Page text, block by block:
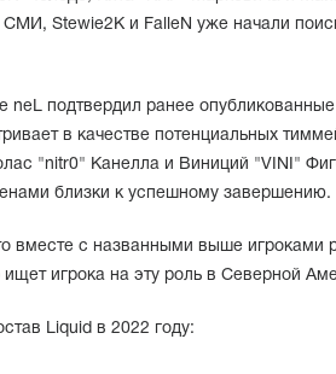
Stewie2K и FalleN уже начали
neL подтвердил ранее
в качестве потенциальных
"nitr0" Канелла и Виниций "VINI"
близки к успешному завершению.
вместе с названными выше игроками
ищет игрока на эту роль в Северной
Liquid в 2022 году: